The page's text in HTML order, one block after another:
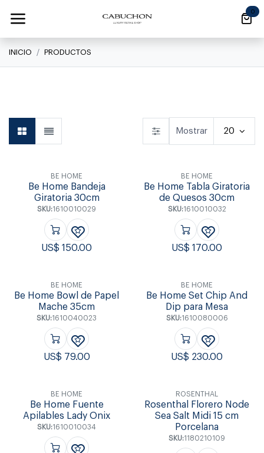
0
INICIO PRODUCTOS
Mostrar 20
BE HOME
Be Home Bandeja
Giratoria 30cm
SKU:1610010029
US$150.00
BE HOME
Be Home Tabla Giratoria
de Quesos 30cm
SKU:1610010032
US$170.00
BE HOME
Be Home Bowl de Papel
Mache 35cm
SKU:1610040023
US$ 79.00
BE HOME
Be Home Set Chip And
Dip para Mesa
SKU:1610080006
US$ 230.00
BE HOME
Be Home Fuente
Apilables Lady Onix
SKU:1610010034
ROSENTHAL
Rosenthal Florero Node
Sea Salt Midi 15 cm
Porcelana
SKU:1180210109